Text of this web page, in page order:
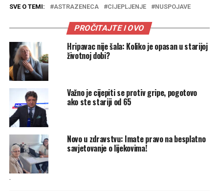
SVE O TEMI: ASTRAZENECA CIJEPLJENJE NUSPOJAVE
PROČITAJTE I OVO
Hripavac nije šala: Koliko je opasan u starijoj
životnoj dobi?
Važno je cijepiti se protiv gripe, pogotovo
ako ste stariji od 65
Novo u zdravstvu: Imate pravo na besplatno
savjetovanje o lijekovima!
.